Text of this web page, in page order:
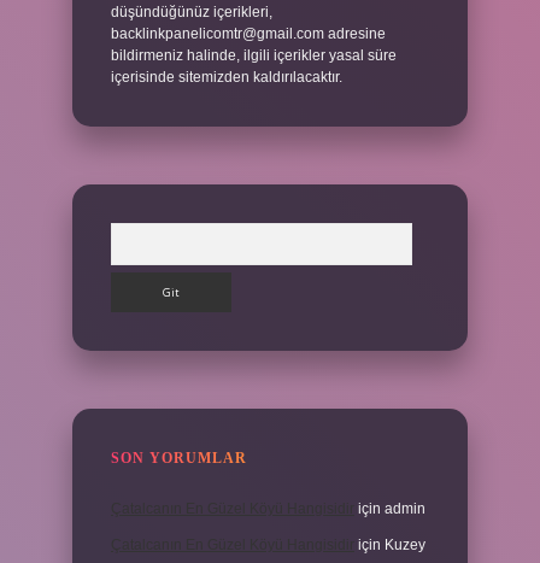
düşündüğünüz içerikleri,
backlinkpanelicomtr@gmail.com adresine
bildirmeniz halinde, ilgili içerikler yasal süre
içerisinde sitemizden kaldırılacaktır.
SON YORUMLAR
için admin
için Kuzey